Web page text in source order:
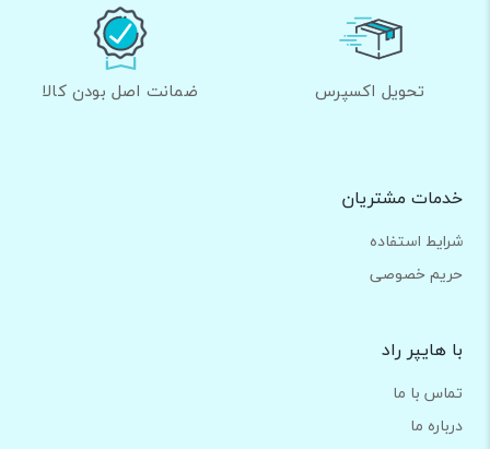
تحویل اکسپرس ضمانت اصل بودن کالا
خدمات مشتریان
شرایط استفاده
حریم خصوصی
با هایپر راد
تماس با ما
درباره ما